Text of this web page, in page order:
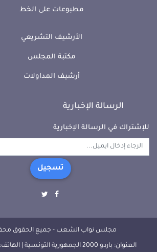
مطبوعات على الخط
الأرشيف التشريعي
مكتبة المجلس
أرشيف المداولات
الرسالة الإخبارية
للإشتراك في الرسالة الإخبارية
تسجيل
مجلس نواب الشعب - جميع الحقوق